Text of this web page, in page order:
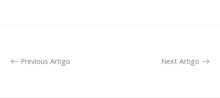
Previous Artigo Next Artigo